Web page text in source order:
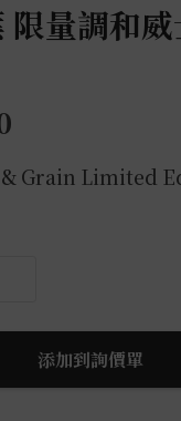
限量調和
Grain Limited
添加到詢價單